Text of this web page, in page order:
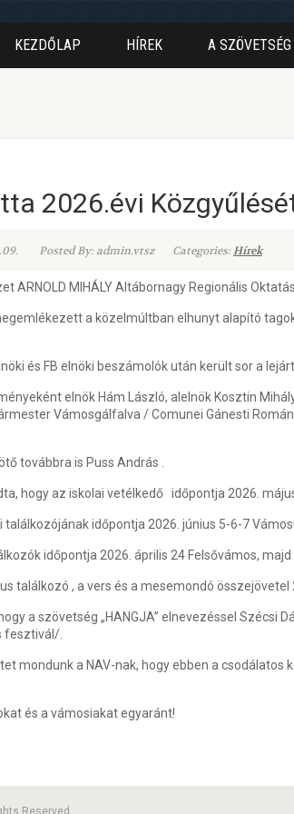
KEZDŐLAP HÍREK A SZÖVETSÉG
2026.évi
Posted By: admin.vtsz Categories:Hírek
ARNOLD MIHÁLY Altábornagy Regionális
a közelmúltban elhunyt alapító
és FB elnöki beszámolók után került sor a
elnök Hám László, alelnök Kosztin
Vámosgálfalva / Comunei Gánesti
továbbra is Puss András .
hogy az iskolai vetélkedő időpontja 2026.
időpontja 2026. június 5-6-7
időpontja 2026. április 24 Felsővámos,
találkozó , a vers és a mesemondó
a szövetség „HANGJA” elnevezéssel
fesztivál/.
mondunk a NAV-nak, hogy ebben a
és a vámosiakat egyaránt!
Reserved